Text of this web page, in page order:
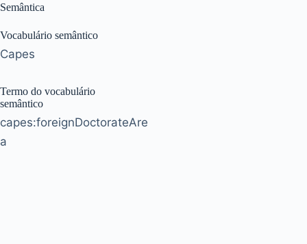
Semântica
Vocabulário semântico
Capes
Termo do vocabulário
semântico
capes:foreignDoctorateAre
a